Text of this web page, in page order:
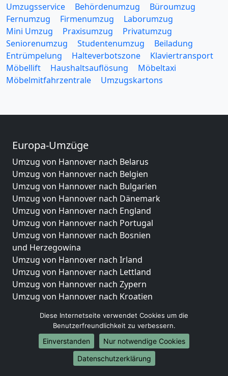
Umzugsservice Behördenumzug
Büroumzug
Fernumzug
Firmenumzug
Laborumzug
Mini Umzug
Praxisumzug
Privatumzug
Seniorenumzug
Studentenumzug
Beiladung
Entrümpelung
Halteverbotszone
Klaviertransport
Möbellift
Haushaltsauflösung
Möbeltaxi
Möbelmitfahrzentrale
Umzugskartons
Europa-Umzüge
Umzug von Hannover nach Belarus
Umzug von Hannover nach Belgien
Umzug von Hannover nach Bulgarien
Umzug von Hannover nach Dänemark
Umzug von Hannover nach England
Umzug von Hannover nach Portugal
Umzug von Hannover nach Bosnien
und Herzegowina
Umzug von Hannover nach Irland
Umzug von Hannover nach Lettland
Umzug von Hannover nach Zypern
Umzug von Hannover nach Kroatien
Umzug von Hannover nach Finnland
Umzug von Hannover nach Frankreich
Umzug von Hannover nach Griechenland
Umzug von Hannover nach Italien
Umzug von Hannover nach Liechtenstein
Diese Internetseite verwendet Cookies um die
Benutzerfreundlichkeit zu verbessern.
Einverstanden
Nur notwendige Cookies
Datenschutzerklärung